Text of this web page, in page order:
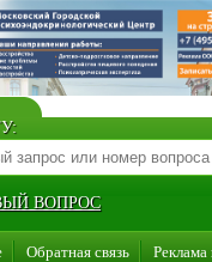
ВОПРОС
Обратная связь Реклама